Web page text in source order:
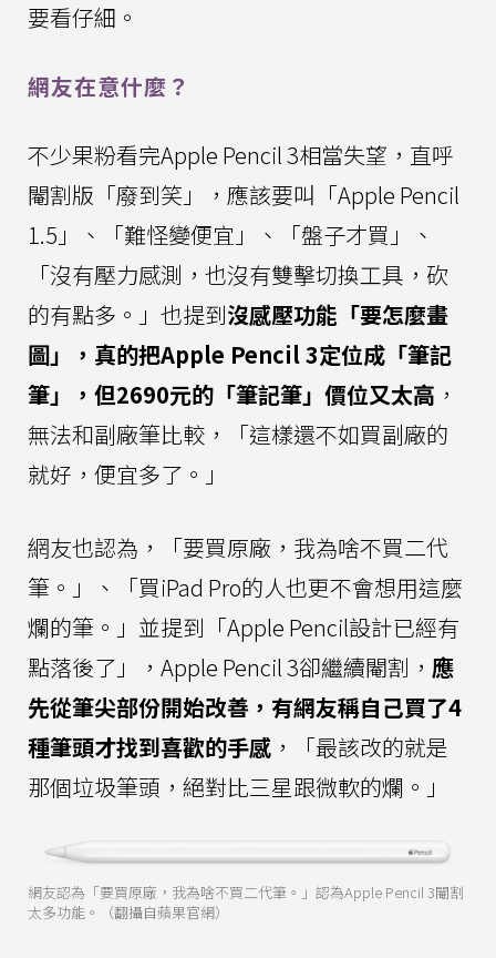
要看仔細。
網友在意什麼？
不少果粉看完Apple Pencil 3相當失望，直呼
閹割版「廢到笑」，應該要叫「Apple Pencil
1.5」、「難怪變便宜」、「盤子才買」、
「沒有壓力感測，也沒有雙擊切換工具，砍
的有點多。」也提到沒感壓功能「要怎麼畫
圖」，真的把Apple Pencil 3定位成「筆記
筆」，但2690元的「筆記筆」價位又太高 ，
無法和副廠筆比較，「這樣還不如買副廠的
就好，便宜多了。」
網友也認為，「要買原廠，我為啥不買二代
筆。」、「買iPad Pro的人也更不會想用這麼
爛的筆。」並提到「Apple Pencil設計已經有
點落後了」，Apple Pencil 3卻繼續閹割， 應
先從筆尖部份開始改善，有網友稱自己買了4
種筆頭才找到喜歡的手感 ，「最該改的就是
那個垃圾筆頭，絕對比三星跟微軟的爛。」
網友認為「要買原廠，我為啥不買二代筆。」認為Apple Pencil 3閹割
太多功能。（翻攝自蘋果官網）